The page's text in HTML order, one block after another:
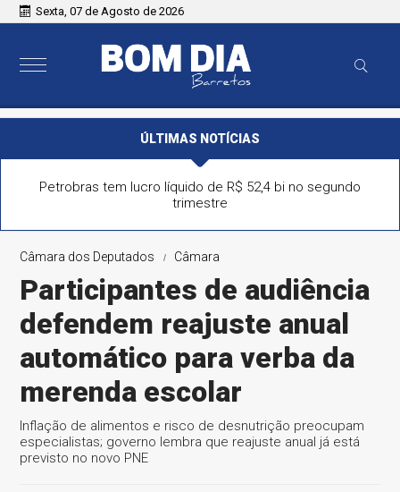
Sexta, 07 de Agosto de 2026
ÚLTIMAS NOTÍCIAS
Petrobras tem lucro líquido de R$ 52,4 bi no segundo
trimestre
Câmara dos Deputados Câmara
Participantes de audiência
defendem reajuste anual
automático para verba da
merenda escolar
Inflação de alimentos e risco de desnutrição preocupam
especialistas; governo lembra que reajuste anual já está
previsto no novo PNE